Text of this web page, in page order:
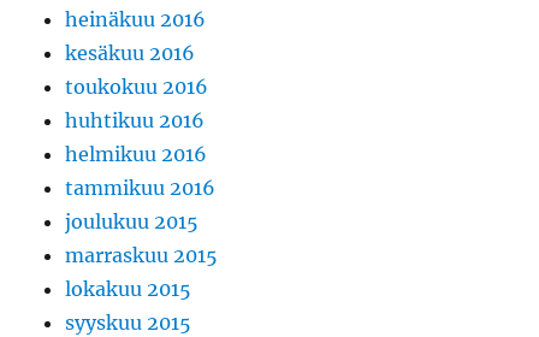
heinäkuu 2016
kesäkuu 2016
toukokuu 2016
huhtikuu 2016
helmikuu 2016
tammikuu 2016
joulukuu 2015
marraskuu 2015
lokakuu 2015
syyskuu 2015